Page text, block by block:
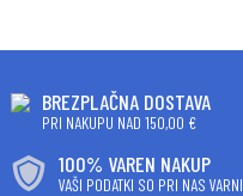
BREZPLAČNA DOSTAVA
PRI NAKUPU NAD 150,00 €
100% VAREN NAKUP
VAŠI PODATKI SO PRI NAS VARNI